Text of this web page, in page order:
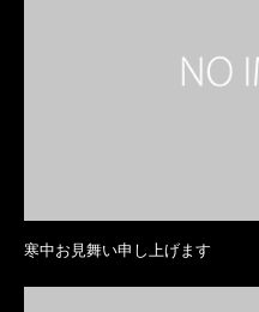
寒中お見舞い申し上げます